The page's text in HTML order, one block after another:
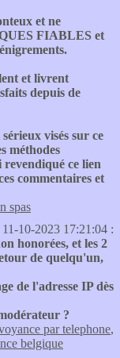
et ne
FIABLES et
et livrent
depuis de
visés sur ce
méthodes
ce lien
commentaires et
spas
10-2023 17:21:04 :
honorées, et les 2
de quelqu'un,
de l'adresse IP dès
?
par telephone,
belgique